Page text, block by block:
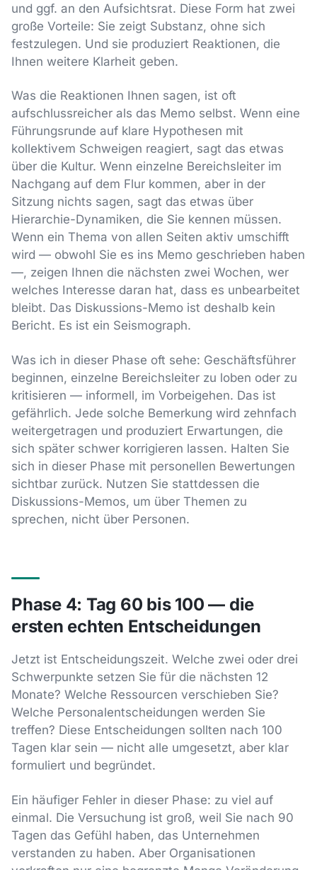
und ggf. an den Aufsichtsrat. Diese Form hat zwei
große Vorteile: Sie zeigt Substanz, ohne sich
festzulegen. Und sie produziert Reaktionen, die
Ihnen weitere Klarheit geben.
Was die Reaktionen Ihnen sagen, ist oft
aufschlussreicher als das Memo selbst. Wenn eine
Führungsrunde auf klare Hypothesen mit
kollektivem Schweigen reagiert, sagt das etwas
über die Kultur. Wenn einzelne Bereichsleiter im
Nachgang auf dem Flur kommen, aber in der
Sitzung nichts sagen, sagt das etwas über
Hierarchie-Dynamiken, die Sie kennen müssen.
Wenn ein Thema von allen Seiten aktiv umschifft
wird — obwohl Sie es ins Memo geschrieben haben
—, zeigen Ihnen die nächsten zwei Wochen, wer
welches Interesse daran hat, dass es unbearbeitet
bleibt. Das Diskussions-Memo ist deshalb kein
Bericht. Es ist ein Seismograph.
Was ich in dieser Phase oft sehe: Geschäftsführer
beginnen, einzelne Bereichsleiter zu loben oder zu
kritisieren — informell, im Vorbeigehen. Das ist
gefährlich. Jede solche Bemerkung wird zehnfach
weitergetragen und produziert Erwartungen, die
sich später schwer korrigieren lassen. Halten Sie
sich in dieser Phase mit personellen Bewertungen
sichtbar zurück. Nutzen Sie stattdessen die
Diskussions-Memos, um über Themen zu
sprechen, nicht über Personen.
Phase 4: Tag 60 bis 100 — die
ersten echten Entscheidungen
Jetzt ist Entscheidungszeit. Welche zwei oder drei
Schwerpunkte setzen Sie für die nächsten 12
Monate? Welche Ressourcen verschieben Sie?
Welche Personalentscheidungen werden Sie
treffen? Diese Entscheidungen sollten nach 100
Tagen klar sein — nicht alle umgesetzt, aber klar
formuliert und begründet.
Ein häufiger Fehler in dieser Phase: zu viel auf
einmal. Die Versuchung ist groß, weil Sie nach 90
Tagen das Gefühl haben, das Unternehmen
verstanden zu haben. Aber Organisationen